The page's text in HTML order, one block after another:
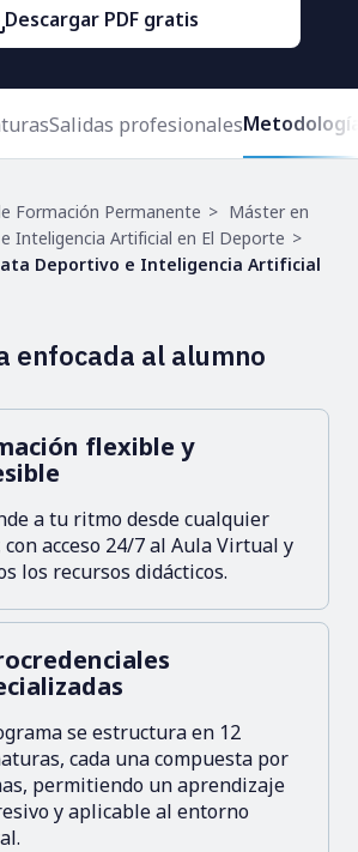
Descargar PDF gratis
Salidas profesionales
Formación Permanente
Máster en
Inteligencia Artificial en El Deporte
Deportivo e Inteligencia Artificial
enfocada al alumno
flexible y
a tu ritmo desde cualquier
con acceso 24/7 al Aula Virtual y
los recursos didácticos.
se estructura en 12
cada una compuesta por
permitiendo un aprendizaje
y aplicable al entorno